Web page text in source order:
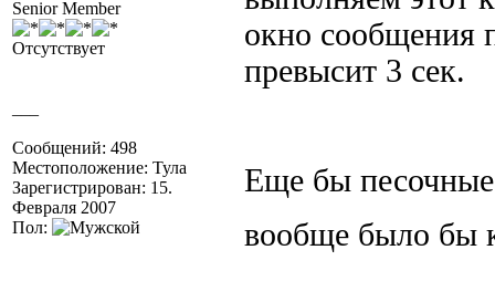
Senior Member
Отсутствует
Сообщений: 498
Местоположение: Тула
Зарегистрирован: 15.
Февраля 2007
Пол:
окно сообщения
превысит 3 сек.
Еще бы песочные
вообще было бы